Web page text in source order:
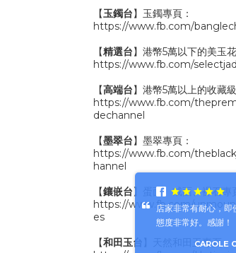
【玉鐲台】玉鐲專頁：
https://www.fb.com/
【精選台】港幣5萬以下的美玉花
https://www.fb.com/
【高端台】港幣5萬以上的收藏
https://www.fb.com/
dechannel
【墨翠台】墨翠專頁：
https://www.fb.com/
hannel
【鑲嵌台】蛋面、戒面、裸石專
https://www.fb.com/
es
【和田玉台
】天然和田玉專頁：
店家非常有耐心，
態度非常好。感謝！
CAROLE